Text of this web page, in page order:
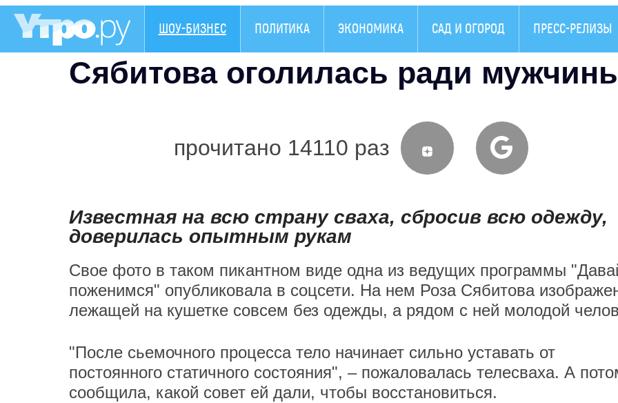
ШОУ-БИЗНЕС ПОЛИТИКА ЭКОНОМИКА САД И ОГОРОД ПРЕСС-РЕЛИЗЫ
Сябитова оголилась ради
прочитано 14110 раз
Известная на всю страну сваха, сбросив всю одежду,
доверилась опытным рукам
Свое фото в таком пикантном виде одна из ведущих программы
поженимся" опубликовала в соцсети. На нем Роза Сябитова
лежащей на кушетке совсем без одежды, а рядом с ней молодой
"После сьемочного процесса тело начинает сильно уставать от
постоянного статичного состояния", – пожаловалась телесваха. А
сообщила, какой совет ей дали, чтобы восстановиться.